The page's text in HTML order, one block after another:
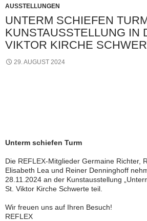
AUSSTELLUNGEN
UNTERM SCHIEFEN
KUNSTAUSSTELLUNG IN
VIKTOR KIRCHE
29. AUGUST 2024
Unterm schiefen Turm
Die REFLEX-Mitglieder Germaine Richter,
Elisabeth Lea und Reiner Denninghoff
28.11.2024 an der Kunstausstellung
St. Viktor Kirche Schwerte teil.
Wir freuen uns auf Ihren Besuch!
REFLEX